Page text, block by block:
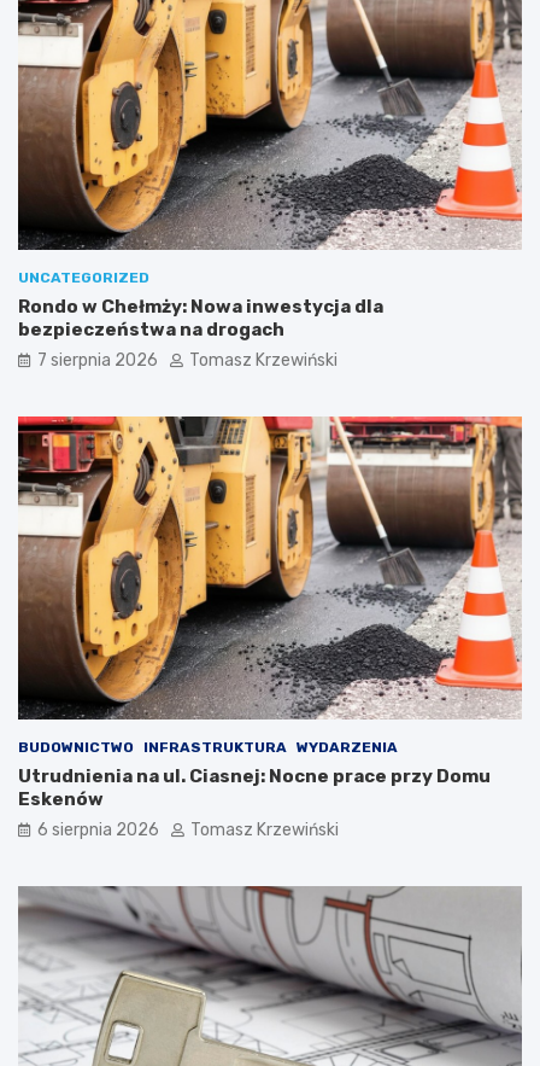
UNCATEGORIZED
Rondo w Chełmży: Nowa inwestycja dla
bezpieczeństwa na drogach
7 sierpnia 2026 Tomasz Krzewiński
BUDOWNICTWO INFRASTRUKTURA WYDARZENIA
Utrudnienia na ul. Ciasnej: Nocne prace przy Domu
Eskenów
6 sierpnia 2026 Tomasz Krzewiński